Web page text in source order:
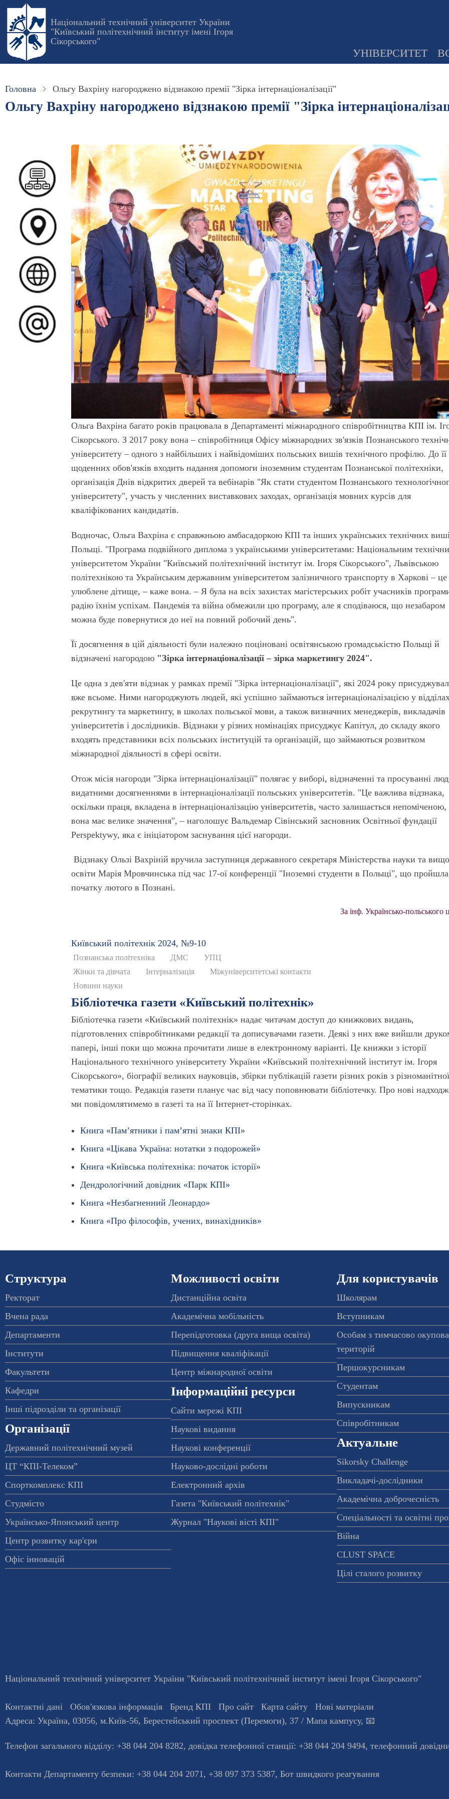
Перейти
основного
вмісту
Національний технічний університет України
"Київський політехнічний інститут імені Ігоря
Сікорського"
УНІВЕРСИТЕТ
Головна Ольгу Вахріну нагороджено відзнакою премії "Зірка інтернаціоналізації"
Ольгу Вахріну нагороджено відзнакою премії "Зірка
Ольга Вахріна багато років працювала в Департаменті міжнародного співробітництва КПІ ім.
Сікорського. З 2017 року вона – співробітниця Офісу міжнародних зв'язків Познанського
університету – одного з найбільших і найвідоміших польських вишів технічного профілю. До її
щоденних обов'язків входить надання допомоги іноземним студентам Познанської політехніки,
організація Днів відкритих дверей та вебінарів "Як стати студентом Познанського
університету", участь у численних виставкових заходах, організація мовних курсів для
кваліфікованих кандидатів.
Водночас, Ольга Вахріна є справжньою амбасадоркою КПІ та інших українських технічних
Польщі. "Програма подвійного диплома з українськими університетами: Національним
університетом України "Київський політехнічний інститут ім. Ігоря Сікорського", Львівською
політехнікою та Українським державним університетом залізничного транспорту в Харкові –
улюблене дітище, – каже вона. – Я була на всіх захистах магістерських робіт учасників
радію їхнім успіхам. Пандемія та війна обмежили цю програму, але я сподіваюся, що незабаром
можна буде повернутися до неї на повний робочий день".
Її досягнення в цій діяльності були належно поціновані освітянською громадськістю Польщі й
відзначені нагородою "Зірка інтернаціоналізації – зірка маркетингу 2024".
Це одна з дев'яти відзнак у рамках премії "Зірка інтернаціоналізації", які 2024 року
вже всьоме. Ними нагороджують людей, які успішно займаються інтернаціоналізацією у
рекрутингу та маркетингу, в школах польської мови, а також визначних менеджерів, викладачів
університетів і дослідників. Відзнаки у різних номінаціях присуджує Капітул, до складу якого
входять представники всіх польських інституцій та організацій, що займаються розвитком
міжнародної діяльності в сфері освіти.
Отож місія нагороди "Зірка інтернаціоналізації" полягає у виборі, відзначенні та просуванні
видатними досягненнями в інтернаціоналізації польських університетів. "Це важлива відзнака,
оскільки праця, вкладена в інтернаціоналізацію університетів, часто залишається непоміченою,
вона має велике значення", – наголошує Вальдемар Сівінський засновник Освітньої фундації
Perspektywy, яка є ініціатором заснування цієї нагороди.
Відзнаку Ользі Вахріній вручила заступниця державного секретаря Міністерства науки та
освіти Марія Мровчинська під час 17-ої конференції "Іноземні студенти в Польщі", що
початку лютого в Познані.
За інф. Українсько-польського
Київський полiтехнiк 2024, №9-10
Познанська політехніка ДМС
УПЦ
Жінки та дівчата
Інтерналізація
Міжуніверситетські контакти
Новини науки
Бібліотечка газети «Київський політехнік»
Бібліотечка газети «Київський політехнік» надає читачам доступ до книжкових видань,
підготовлених співробітниками редакції та дописувачами газети. Деякі з них вже вийшли
папері, інші поки що можна прочитати лише в електронному варіанті. Це книжки з історії
Національного технічного університету України «Київський політехнічний інститут ім. Ігоря
Сікорського», біографії великих науковців, збірки публікацій газети різних років з
тематики тощо. Редакція газети планує час від часу поповнювати бібліотечку. Про нові
ми повідомлятимемо в газеті та на її Інтернет-сторінках.
Книга «Пам’ятники і пам’ятні знаки КПІ»
Книга «Цікава Україна: нотатки з подорожей»
Книга «Київська політехніка: початок історії»
Дендрологічний довідник «Парк КПІ»
Книга «Незбагненний Леонардо»
Книга «Про філософів, учених, винахідників»
Структура
Ректорат
Вчена рада
Департаменти
Інститути
Факультети
Кафедри
Інші підрозділи та організації
Організації
Державний політехнічний музей
ЦТ “КПІ-Телеком”
Спорткомплекс КПІ
Студмісто
Українсько-Японський центр
Центр розвитку кар'єри
Офіс інновацій
Можливості освіти
Дистанційна освіта
Академічна мобільність
Перепідготовка (друга вища освіта)
Підвищення кваліфікації
Центр міжнародної освіти
Інформаційні ресурси
Сайти мережі КПІ
Наукові видання
Наукові конференції
Науково-дослідні роботи
Електронний архів
Газета "Київський політехнік"
Журнал "Наукові вісті КПІ"
Для користувачів
Школярам
Вступникам
Особам з тимчасово
територій
Першокурсникам
Студентам
Випускникам
Співробітникам
Актуальне
Sikorsky Challenge
Викладачі-дослідники
Академічна доброчесність
Спеціальності та освітні
Війна
CLUST SPACE
Цілі сталого розвитку
Національний технічний університет України "Київський політехнічний інститут імені Ігоря Сікорського"
Контактні дані Обов'язкова інформація Бренд КПІ Про сайт Карта сайту
Нові матеріали
Адреса: Україна, 03056, м.Київ-56, Берестейський проспект (Перемоги), 37 / Мапа кампусу, 📧
Телефон загального відділу: +38 044 204 8282, довiдка телефонної станцiї: +38 044 204 9494, телефонний
Контакти Департаменту безпеки: +38 044 204 2071, +38 097 373 5387, Бот швидкого реагування